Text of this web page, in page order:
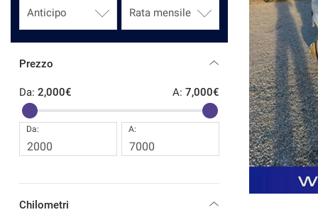
CONTATTI
NEWS
AREA COMMERCIANTI
Prezzo
Da: 2,000€ A: 7,000€
Da: A:
Chilometri
/ mese
RICHIEDI INFO